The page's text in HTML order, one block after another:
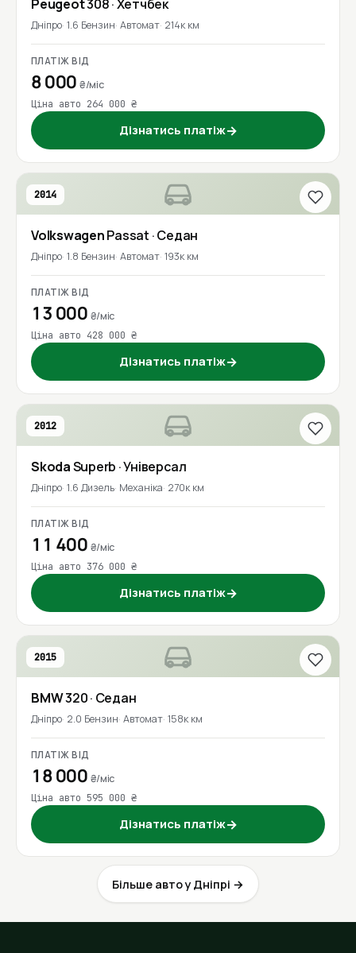
Peugeot308· Хетчбек
Дніпро 1.6 Бензин Автомат 214к км
ПЛАТІЖ ВІД
8 000₴/міс
Ціна авто 264 000 ₴
Дізнатись платіж→
2014
VolkswagenPassat · Седан
Дніпро 1.8 Бензин Автомат 193к км
ПЛАТІЖ ВІД
13 000 ₴/міс
Ціна авто 428 000 ₴
Дізнатись платіж→
2012
SkodaSuperb · Універсал
Дніпро 1.6 Дизель Механіка 270к км
ПЛАТІЖ ВІД
11 400 ₴/міс
Ціна авто 376 000 ₴
Дізнатись платіж→
2015
BMW320· Седан
Дніпро 2.0 Бензин Автомат 158к км
ПЛАТІЖ ВІД
18 000 ₴/міс
Ціна авто 595 000 ₴
Дізнатись платіж→
Більше авто у Дніпрі →